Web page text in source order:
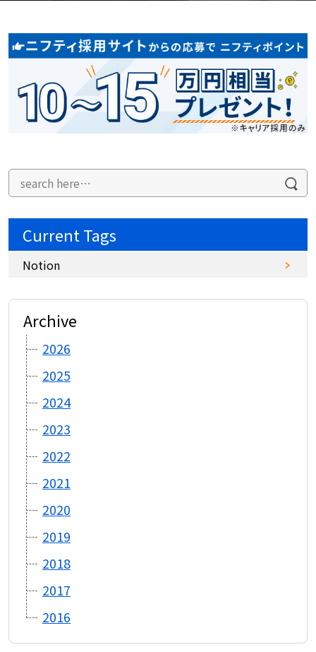
Current Tags
Notion
Archive
2026
2025
2024
2023
2022
2021
2020
2019
2018
2017
2016